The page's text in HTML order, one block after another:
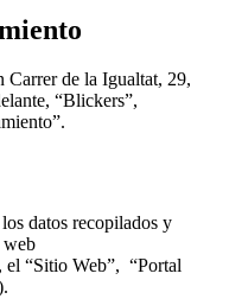
de la Igualtat, 29,
“Blickers”,
datos recopilados y
web
el “Sitio Web”, “Portal